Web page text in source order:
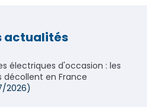
actualités
électriques d'occasion : les
décollent en France
2026)